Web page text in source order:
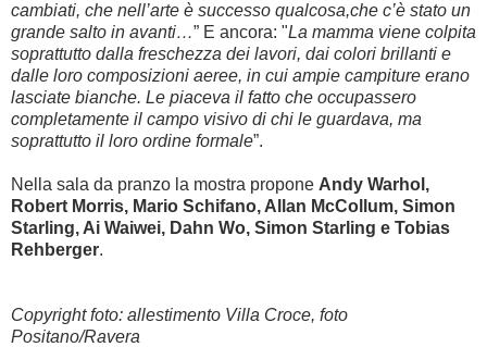
cambiati, che nell’arte è successo qualcosa,che c’è stato un
grande salto in avanti…” E ancora: "La mamma viene colpita
soprattutto dalla freschezza dei lavori, dai colori brillanti e
dalle loro composizioni aeree, in cui ampie campiture erano
lasciate bianche. Le piaceva il fatto che occupassero
completamente il campo visivo di chi le guardava, ma
soprattutto il loro ordine formale”.
Nella sala da pranzo la mostra propone Andy Warhol,
Robert Morris, Mario Schifano, Allan McCollum, Simon
Starling, Ai Waiwei, Dahn Wo, Simon Starling e Tobias
Rehberger.
Copyright foto: allestimento Villa Croce, foto
Positano/Ravera